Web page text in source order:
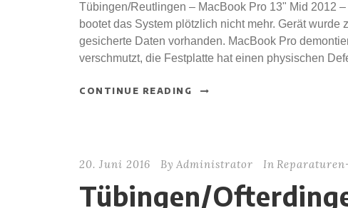
Tübingen/Reutlingen – MacBook Pro 13" Mid 2012
bootet das System plötzlich nicht mehr. Gerät
gesicherte Daten vorhanden. MacBook Pro
verschmutzt, die Festplatte hat einen physischen
CONTINUE READING
20. Juni 2016 By Administrator In
Tübingen/